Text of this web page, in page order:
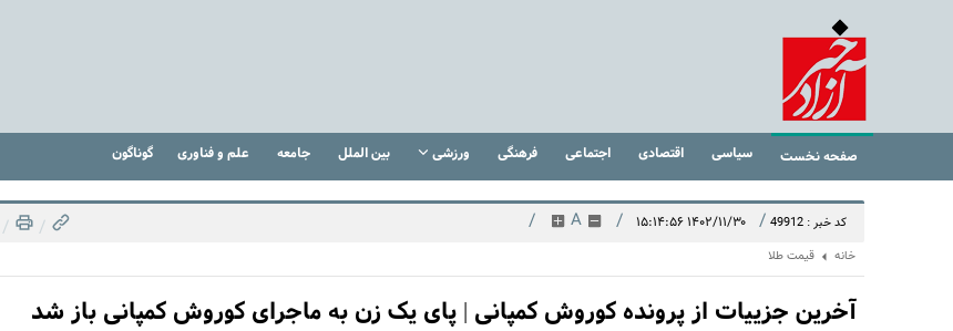
صفحه نخست سیاسی اقتصادی اجتماعی فرهنگی ورزشی بین الملل جامعه علم و فناوری گوناگون
کد خبر : 49912 / ۱۴۰۲/۱۱/۳۰ ۱۵:۱۴:۵۶ /
A
/
/
/
خانه قیمت طلا
آخرین جزییات از پرونده کوروش کمپانی | پای یک زن به ماجرای کوروش کمپانی باز شد